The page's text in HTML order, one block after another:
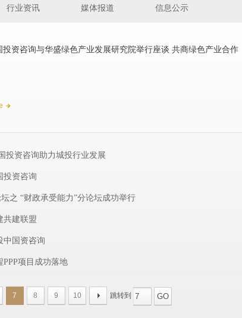
行业资讯 媒体报道 信息公示
投资咨询与华盛绿色产业发展研究院举行座谈 共商绿色产业合作
投资咨询助力城投行业发展
投资咨询
之 “财政承受能力”分论坛成功举行
共建联盟
中国资咨询
项目成功落地
7 8 9 10 跳转到